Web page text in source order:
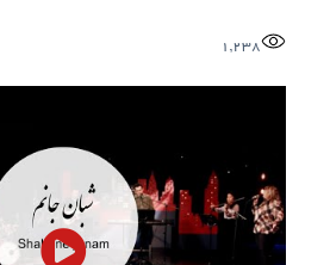
1,238